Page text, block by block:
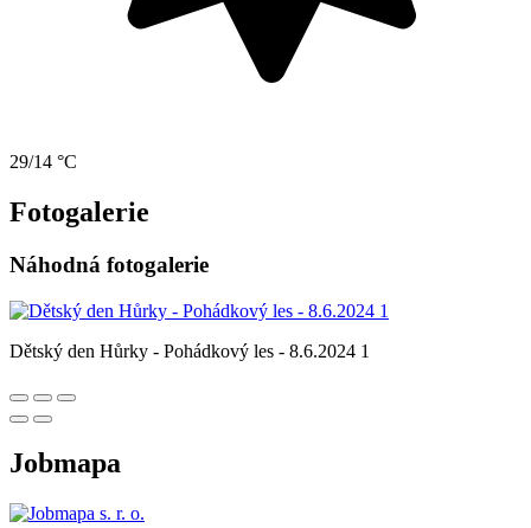
29/14 °C
Fotogalerie
Náhodná fotogalerie
Dětský den Hůrky - Pohádkový les - 8.6.2024 1
Jobmapa